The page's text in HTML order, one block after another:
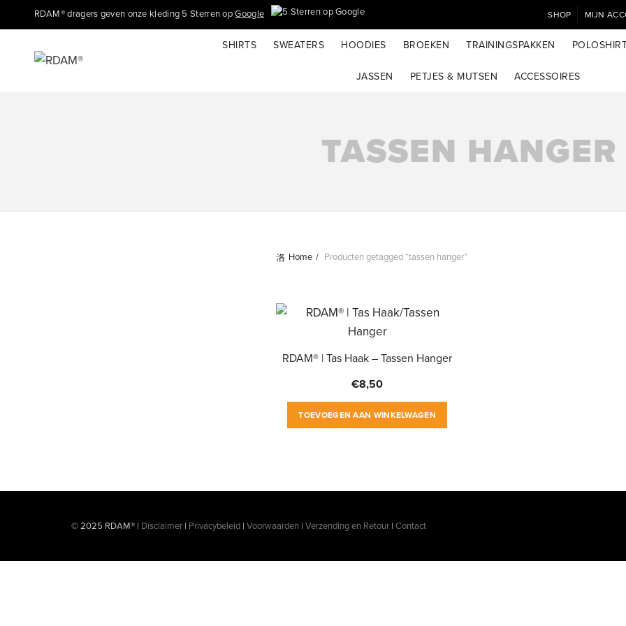
RDAM® dragers geven onze kleding 5 Sterren opGoogle SHOP MIJN
SHIRTS SWEATERS HOODIES BROEKEN TRAININGSPAKKEN
JASSEN PETJES & MUTSEN ACCESSOIRES
TASSEN HANGER
Home Producten getagged “tassen hanger”
RDAM® | Tas Haak – Tassen Hanger
€8,50
TOEVOEGEN AAN WINKELWAGEN
© 2025 RDAM® | Disclaimer | Privacybeleid | Voorwaarden | Verzending en Retour | Contact